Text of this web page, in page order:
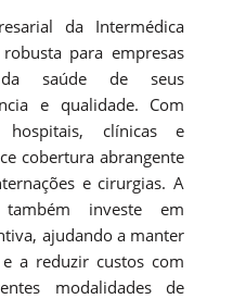
da Intermédica
para empresas
saúde de seus
e qualidade. Com
clínicas e
cobertura abrangente
e cirurgias. A
também investe em
ajudando a manter
a reduzir custos com
modalidades de